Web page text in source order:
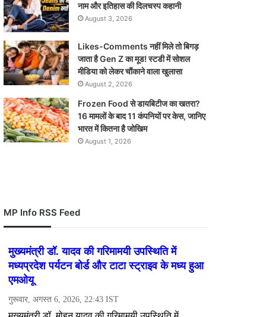
नाम और इतिहास की दिलचस्प कहानी
August 3, 2026
Likes-Comments नहीं मिले तो बिगड़
जाता है Gen Z का मूड! स्टडी में सोशल
मीडिया को लेकर चौंकाने वाला खुलासा
August 2, 2026
Frozen Food से डायबिटीज का खतरा?
16 मामलों के बाद 11 कंपनियों पर केस, जानिए
भारत में कितना है जोखिम
August 1, 2026
MP Info RSS Feed